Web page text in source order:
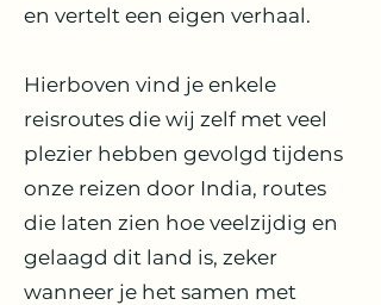
en vertelt een eigen verhaal.
Hierboven vind je enkele
reisroutes die wij zelf met veel
plezier hebben gevolgd tijdens
onze reizen door India, routes
die laten zien hoe veelzijdig en
gelaagd dit land is, zeker
wanneer je het samen met